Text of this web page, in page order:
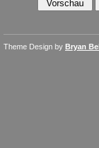
Theme Design by Bryan